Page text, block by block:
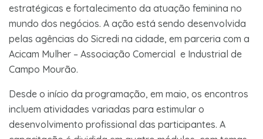
estratégicas e fortalecimento da atuação feminina no
mundo dos negócios. A ação está sendo desenvolvida
pelas agências do Sicredi na cidade, em parceria com a
Acicam Mulher – Associação Comercial e Industrial de
Campo Mourão.
Desde o início da programação, em maio, os encontros
incluem atividades variadas para estimular o
desenvolvimento profissional das participantes. A